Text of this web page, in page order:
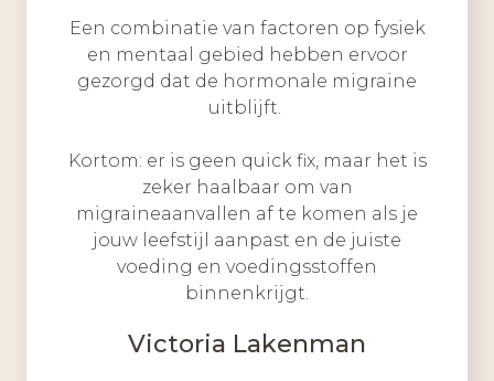
Een combinatie van factoren op fysiek
en mentaal gebied hebben ervoor
gezorgd dat de hormonale migraine
uitblijft.
Kortom: er is geen quick fix, maar het is
zeker haalbaar om van
migraineaanvallen af te komen als je
jouw leefstijl aanpast en de juiste
voeding en voedingsstoffen
binnenkrijgt.
Victoria Lakenman